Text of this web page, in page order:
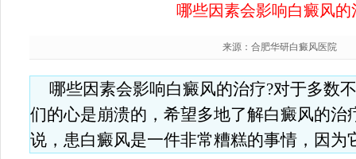
哪些因素会影响白癜风的
来源：合肥华研白癜风医院
哪些因素会影响白癜风的治疗?对于多数
们的心是崩溃的，希望多地了解白癜风的治
说，患白癜风是一件非常糟糕的事情，因为